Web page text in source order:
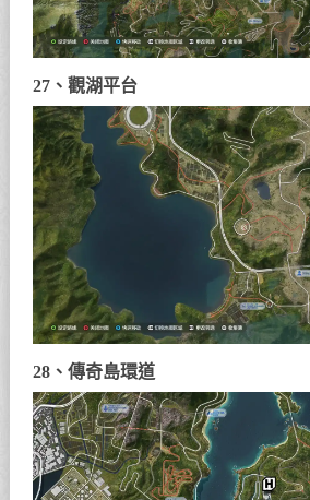
27、觀湖平台
28、傳奇島環道